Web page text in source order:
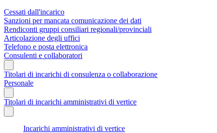
Cessati dall'incarico
Sanzioni per mancata comunicazione dei dati
Rendiconti gruppi consiliari regionali/provinciali
Articolazione degli uffici
Telefono e posta elettronica
Consulenti e collaboratori
Titolari di incarichi di consulenza o collaborazione
Personale
Titolari di incarichi amministrativi di vertice
Incarichi amministrativi di vertice